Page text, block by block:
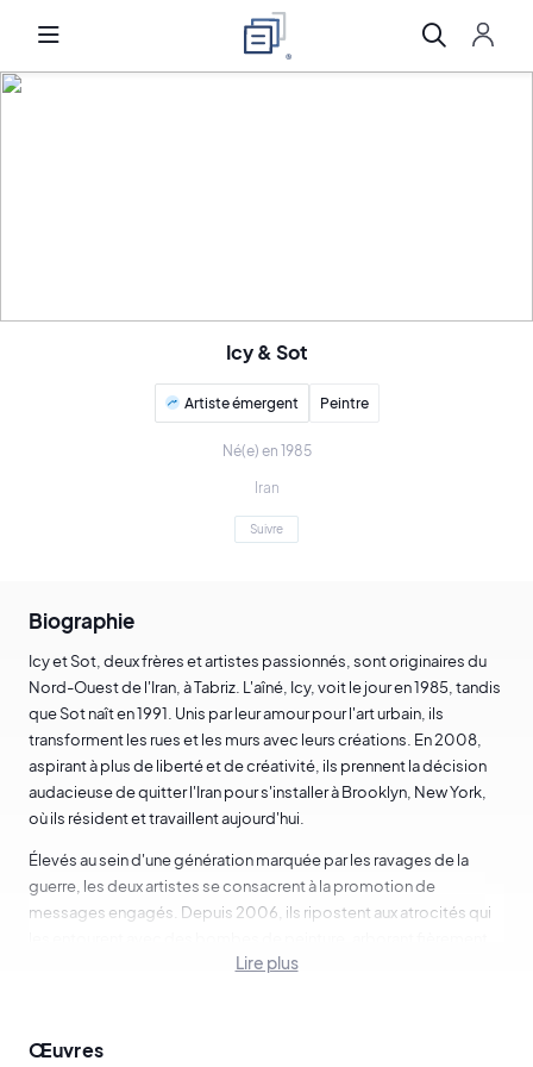
Icy & Sot
Artiste émergent Peintre
Né(e) en 1985
Iran
Suivre
Biographie
Icy et Sot, deux frères et artistes passionnés, sont originaires du
Nord-Ouest de l'Iran, à Tabriz. L'aîné, Icy, voit le jour en 1985, tandis
que Sot naît en 1991. Unis par leur amour pour l'art urbain, ils
transforment les rues et les murs avec leurs créations. En 2008,
aspirant à plus de liberté et de créativité, ils prennent la décision
audacieuse de quitter l'Iran pour s'installer à Brooklyn, New York,
où ils résident et travaillent aujourd'hui.
Élevés au sein d'une génération marquée par les ravages de la
guerre, les deux artistes se consacrent à la promotion de
messages engagés. Depuis 2006, ils ripostent aux atrocités qui
l'étendard des Droits de l'Homme et clamant des messages de
Icy et Sot émergent comme des figures influentes et
Lire plus
Œuvres